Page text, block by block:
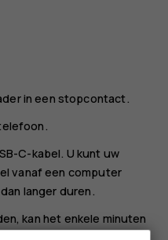
in een stopcontact.
C-kabel. U kunt uw
vanaf een computer
langer duren.
kan het enkele minuten